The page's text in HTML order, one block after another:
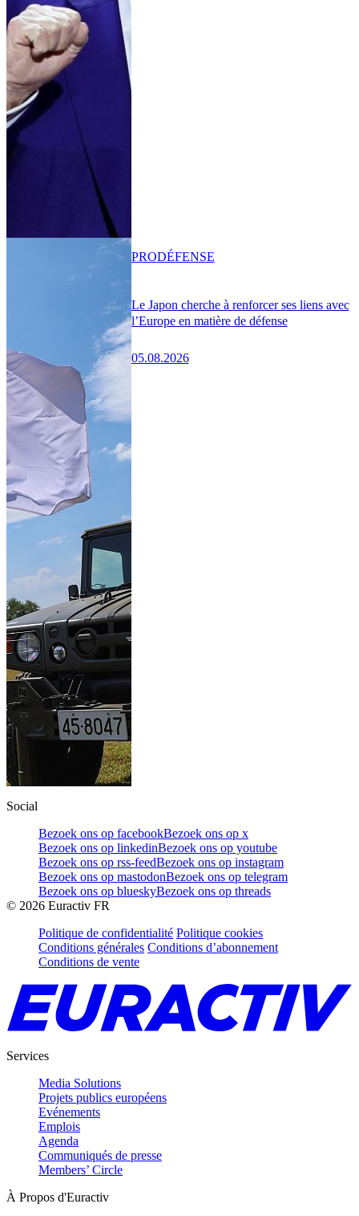
Le Japon cherche à renforcer ses liens avec
l’Europe en matière de défense
05.08.2026
PRODÉFENSE
Social
Bezoek ons op facebookBezoek ons op x
Bezoek ons op linkedinBezoek ons op youtube
Bezoek ons op rss-feedBezoek ons op instagram
Bezoek ons op mastodonBezoek ons op telegram
Bezoek ons op blueskyBezoek ons op threads
© 2026 Euractiv FR
Politique de confidentialité Politique cookies
Conditions générales Conditions d’abonnement
Conditions de vente
Services
Media Solutions
Projets publics européens
Evénements
Emplois
Agenda
Communiqués de presse
Members’ Circle
À Propos d'Euractiv